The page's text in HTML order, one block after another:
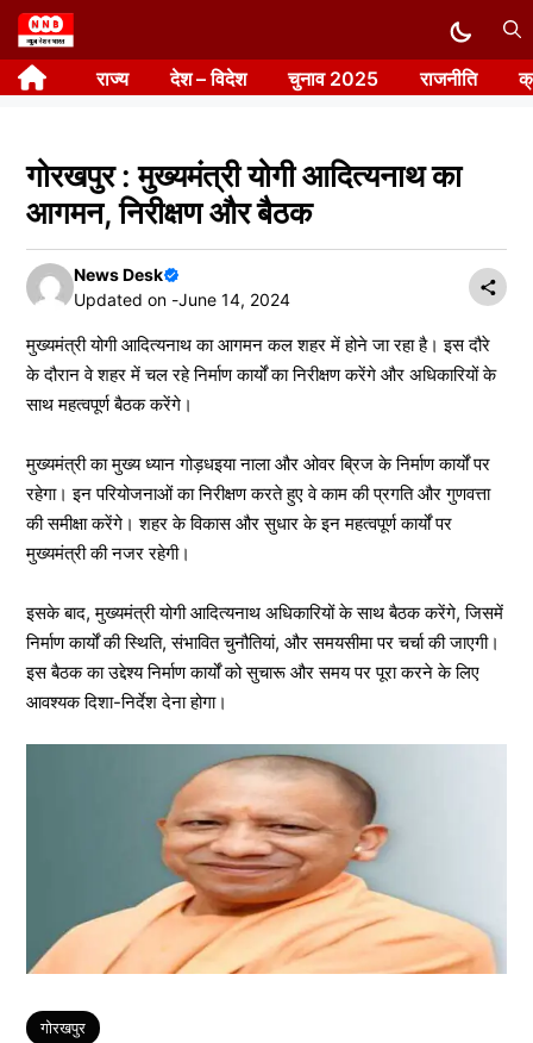
Skip
to
content राज्य देश – विदेश चुनाव 2025 राजनीति
गोरखपुर : मुख्यमंत्री योगी आदित्यनाथ का
आगमन, निरीक्षण और बैठक
News Desk
Updated on -June 14, 2024
मुख्यमंत्री योगी आदित्यनाथ का आगमन कल शहर में होने जा रहा है। इस दौरे
के दौरान वे शहर में चल रहे निर्माण कार्यों का निरीक्षण करेंगे और अधिकारियों के
साथ महत्वपूर्ण बैठक करेंगे।
मुख्यमंत्री का मुख्य ध्यान गोड़धइया नाला और ओवर ब्रिज के निर्माण कार्यों पर
रहेगा। इन परियोजनाओं का निरीक्षण करते हुए वे काम की प्रगति और गुणवत्ता
की समीक्षा करेंगे। शहर के विकास और सुधार के इन महत्वपूर्ण कार्यों पर
मुख्यमंत्री की नजर रहेगी।
इसके बाद, मुख्यमंत्री योगी आदित्यनाथ अधिकारियों के साथ बैठक करेंगे, जिसमें
निर्माण कार्यों की स्थिति, संभावित चुनौतियां, और समयसीमा पर चर्चा की जाएगी।
इस बैठक का उद्देश्य निर्माण कार्यों को सुचारू और समय पर पूरा करने के लिए
आवश्यक दिशा-निर्देश देना होगा।
Tags
गोरखपुर